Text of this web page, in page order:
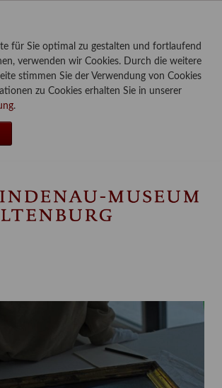
für Sie optimal zu gestalten und fortlaufend
verwenden wir Cookies. Durch die weitere
stimmen Sie der Verwendung von Cookies
zu Cookies erhalten Sie in unserer
.